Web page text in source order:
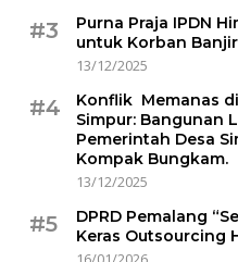
#3
Purna Praja IPDN
untuk Korban
13/12/2025
#4
Konflik Memanas
Simpur: Bangunan
Pemerintah Desa
Kompak Bungkam.
13/12/2025
#5
DPRD Pemalang
Keras Outsourcing